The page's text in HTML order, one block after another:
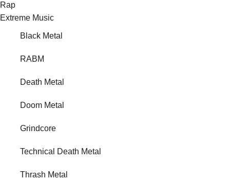
Rap
Extreme Music
Black Metal
RABM
Death Metal
Doom Metal
Grindcore
Technical Death Metal
Thrash Metal